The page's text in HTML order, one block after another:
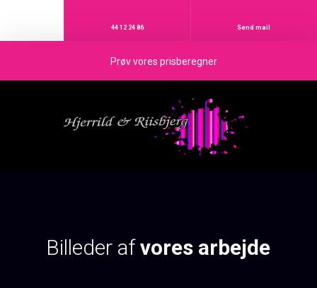
44 12 24 86 Send mail
Prøv vores prisberegner
Billeder afvores arbejde​